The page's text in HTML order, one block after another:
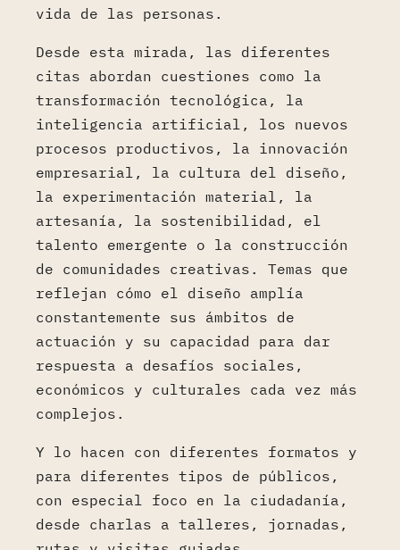
vida de las personas.
Desde esta mirada, las diferentes
citas abordan cuestiones como la
transformación tecnológica, la
inteligencia artificial, los nuevos
procesos productivos, la innovación
empresarial, la cultura del diseño,
la experimentación material, la
artesanía, la sostenibilidad, el
talento emergente o la construcción
de comunidades creativas. Temas que
reflejan cómo el diseño amplía
constantemente sus ámbitos de
actuación y su capacidad para dar
respuesta a desafíos sociales,
económicos y culturales cada vez más
complejos.
Y lo hacen con diferentes formatos y
para diferentes tipos de públicos,
con especial foco en la ciudadanía,
desde charlas a talleres, jornadas,